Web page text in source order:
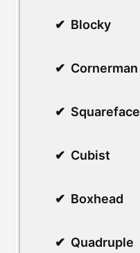
Blocky
Cornerman
Squareface
Cubist
Boxhead
Quadruple